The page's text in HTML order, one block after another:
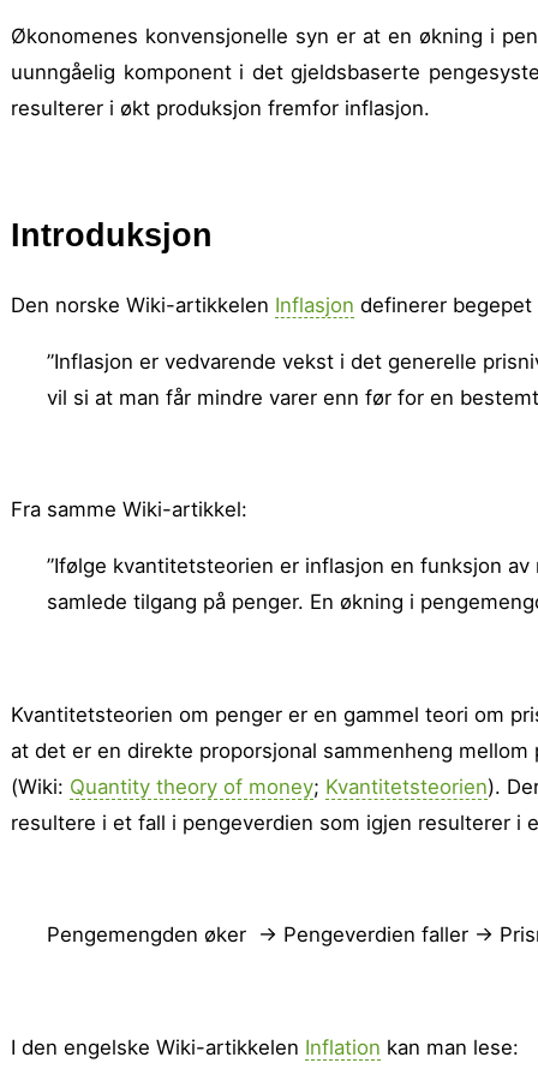
Økonomenes konvensjonelle syn er at en økning i
uunngåelig komponent i det gjeldsbaserte
resulterer i økt produk­sjon fremfor inflasjon.
Introduksjon
Den norske Wiki-artikkelen Inflasjon definerer begepet
”Inflasjon er vedvarende vekst i det generelle
vil si at man får mindre varer enn før for en
Fra samme Wiki-artikkel:
”Ifølge kvantitetsteorien er inflasjon en funksjon
samlede tilgang på penger. En økning i
Kvantitetsteorien om penger er en gammel teori om
at det er en direkte proporsjonal sammenheng
(Wiki: Quantity theory of money; Kvantitets­teorien).
resultere i et fall i pengeverdien som igjen resulterer i
Pengemengden øker → Pengeverdien faller →
I den engelske Wiki-artikkelen Inflation kan man lese: